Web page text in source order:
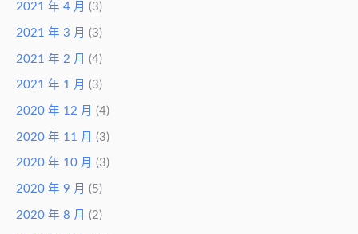
2021 年 4 月 (3)
2021 年 3 月 (3)
2021 年 2 月 (4)
2021 年 1 月 (3)
2020 年 12 月 (4)
2020 年 11 月 (3)
2020 年 10 月 (3)
2020 年 9 月 (5)
2020 年 8 月 (2)